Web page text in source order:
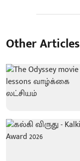
Other Articles